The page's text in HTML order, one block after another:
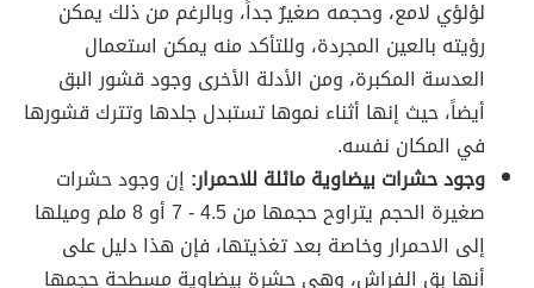
لؤلؤي لامع، وحجمه صغيرٌ جداً، وبالرغم من ذلك يمكن
رؤيته بالعين المجردة، وللتأكد منه يمكن استعمال
العدسة المكبرة، ومن الأدلة الأخرى وجود قشور البق
أيضاً، حيث إنها أثناء نموها تستبدل جلدها وتترك قشورها
في المكان نفسه.
وجود حشرات بيضاوية مائلة للاحمرار: إن وجود حشرات
صغيرة الحجم يتراوح حجمها من 4.5 - 7 أو 8 ملم وميلها
إلى الاحمرار وخاصة بعد تغذيتها، فإن هذا دليل على
أنها بق الفراش، وهي حشرة بيضاوية مسطحة حجمها